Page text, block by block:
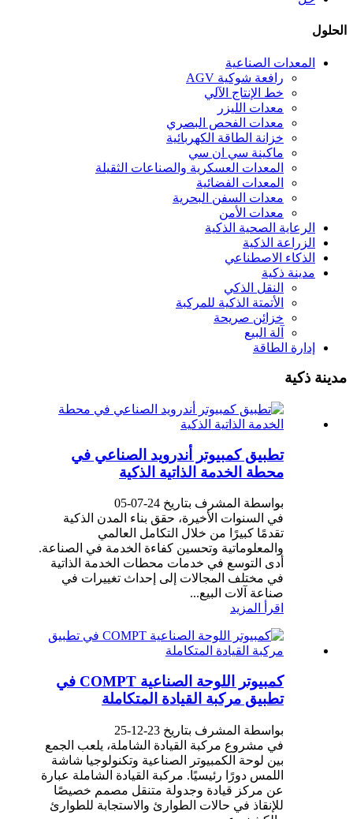
الحلول
المعدات الصناعية
رافعة شوكية AGV
خط الإنتاج الآلي
معدات الليزر
معدات الفحص البصري
خزانة الطاقة الكهربائية
ماكينة سي ان سي
المعدات العسكرية والصناعات الثقيلة
المعدات الفضائية
معدات السفن البحرية
معدات الأمن
الرعاية الصحية الذكية
الزراعة الذكية
الذكاء الاصطناعي
مدينة ذكية
النقل الذكي
الأتمتة الذكية للمركبة
خزائن صريحة
آلة البيع
إدارة الطاقة
مدينة ذكية
تطبيق كمبيوتر أندرويد الصناعي في
محطة الخدمة الذاتية الذكية
بواسطة المشرف بتاريخ 24-07-05
في السنوات الأخيرة، حقق بناء المدن الذكية
تقدمًا كبيرًا من خلال التكامل العالمي
والمعلوماتية وتحسين كفاءة الخدمة في الصناعة.
أدى التوسع في خدمات محطات الخدمة الذاتية
في مختلف المجالات إلى إحداث تغييرات في
صناعة آلات البيع...
اقرأ المزيد
كمبيوتر اللوحة الصناعية COMPT في
تطبيق مركبة القيادة المتكاملة
بواسطة المشرف بتاريخ 23-12-25
في مشروع مركبة القيادة الشاملة، يلعب الجمع
بين لوحة الكمبيوتر الصناعية وتكنولوجيا شاشة
اللمس دورًا رئيسيًا. مركبة القيادة الشاملة عبارة
عن مركز قيادة وجدولة متنقل مصمم خصيصًا
للإنقاذ في حالات الطوارئ والاستجابة للطوارئ